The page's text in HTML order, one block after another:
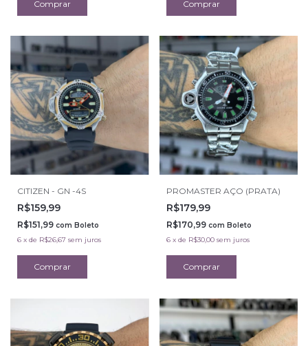
CITIZEN - GN -4S
R$159,99
R$151,99 com Boleto
6 x de R$26,67 sem juros
PROMASTER AÇO (PRATA)
R$179,99
R$170,99 com Boleto
6 x de R$30,00 sem juros